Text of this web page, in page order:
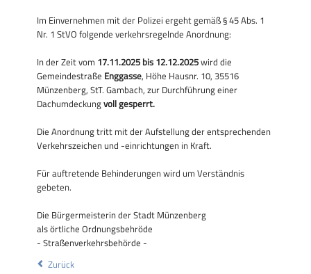
Im Einvernehmen mit der Polizei ergeht gemäß § 45 Abs. 1
Nr. 1 StVO folgende verkehrsregelnde Anordnung:
In der Zeit vom 17.11.2025 bis 12.12.2025wird die
Gemeindestraße Enggasse, Höhe Hausnr. 10, 35516
Münzenberg, StT. Gambach, zur Durchführung einer
Dachumdeckungvoll gesperrt.
Die Anordnung tritt mit der Aufstellung der entsprechenden
Verkehrszeichen und -einrichtungen in Kraft.
Für auftretende Behinderungen wird um Verständnis
gebeten.
Die Bürgermeisterin der Stadt Münzenberg
als örtliche Ordnungsbehröde
- Straßenverkehrsbehörde -
Zurück